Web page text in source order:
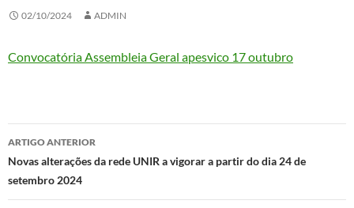
02/10/2024 ADMIN
Convocatória Assembleia Geral apesvico 17 outubro
Navegação
de
artigos
ARTIGO ANTERIOR
Novas alterações da rede UNIR a vigorar a partir do dia 24 de
setembro 2024